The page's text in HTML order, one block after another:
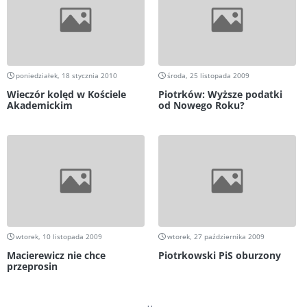
poniedziałek, 18 stycznia 2010
Wieczór kolęd w Kościele
Akademickim
środa, 25 listopada 2009
Piotrków: Wyższe podatki
od Nowego Roku?
wtorek, 10 listopada 2009
Macierewicz nie chce
przeprosin
wtorek, 27 października 2009
Piotrkowski PiS oburzony